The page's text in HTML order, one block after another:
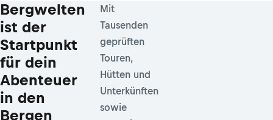
Bergwelten
ist der
Startpunkt
für dein
Abenteuer
in den
Bergen
Mit
Tausenden
geprüften
Touren,
Hütten und
Unterkünften
sowie